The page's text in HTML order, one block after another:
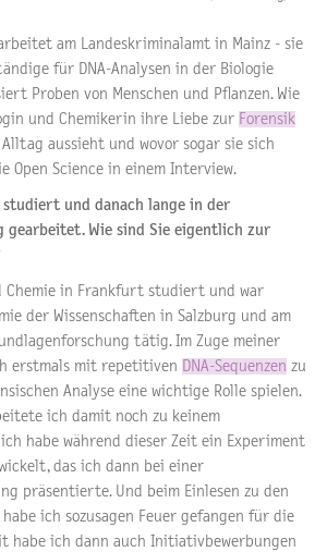
am Landeskriminalamt in Mainz - sie
für DNA-Analysen in der Biologie
Proben von Menschen und Pflanzen. Wie
und Chemikerin ihre Liebe zur Forensik
aussieht und wovor sogar sie sich
Open Science in einem Interview.
studiert und danach lange in der
gearbeitet. Wie sind Sie eigentlich zur
Chemie in Frankfurt studiert und war
der Wissenschaften in Salzburg und am
tätig. Im Zuge meiner
erstmals mit repetitiven
DNA-Sequenzen zu
Analyse eine wichtige Rolle spielen.
ich damit noch zu keinem
habe während dieser Zeit ein Experiment
das ich dann bei einer
präsentierte. Und beim Einlesen zu den
ich sozusagen Feuer gefangen für die
habe ich dann auch Initiativbewerbungen